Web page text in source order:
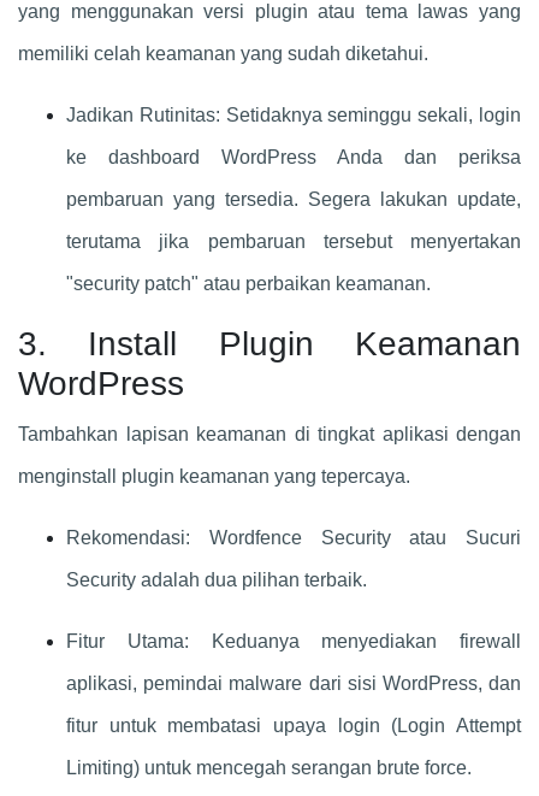
yang menggunakan versi plugin atau tema lawas yang
memiliki celah keamanan yang sudah diketahui.
Jadikan Rutinitas: Setidaknya seminggu sekali, login
ke dashboard WordPress Anda dan periksa
pembaruan yang tersedia. Segera lakukan update,
terutama jika pembaruan tersebut menyertakan
"security patch" atau perbaikan keamanan.
3. Install Plugin Keamanan
WordPress
Tambahkan lapisan keamanan di tingkat aplikasi dengan
menginstall plugin keamanan yang tepercaya.
Rekomendasi: Wordfence Security atau Sucuri
Security adalah dua pilihan terbaik.
Fitur Utama: Keduanya menyediakan firewall
aplikasi, pemindai malware dari sisi WordPress, dan
fitur untuk membatasi upaya login (Login Attempt
Limiting) untuk mencegah serangan brute force.